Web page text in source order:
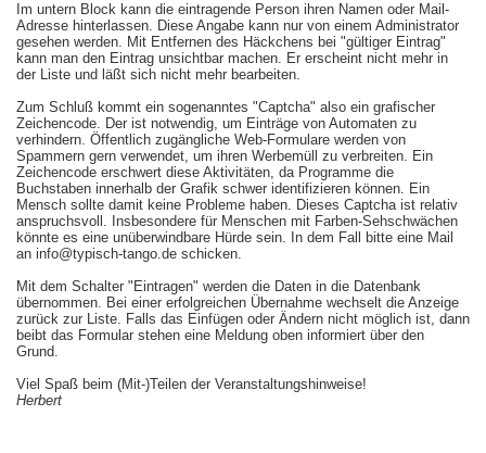
Im untern Block kann die eintragende Person ihren Namen oder Mail-
Adresse hinterlassen. Diese Angabe kann nur von einem Administrator
gesehen werden. Mit Entfernen des Häckchens bei "gültiger Eintrag"
kann man den Eintrag unsichtbar machen. Er erscheint nicht mehr in
der Liste und läßt sich nicht mehr bearbeiten.
Zum Schluß kommt ein sogenanntes "Captcha" also ein grafischer
Zeichencode. Der ist notwendig, um Einträge von Automaten zu
verhindern. Öffentlich zugängliche Web-Formulare werden von
Spammern gern verwendet, um ihren Werbemüll zu verbreiten. Ein
Zeichencode erschwert diese Aktivitäten, da Programme die
Buchstaben innerhalb der Grafik schwer identifizieren können. Ein
Mensch sollte damit keine Probleme haben. Dieses Captcha ist relativ
anspruchsvoll. Insbesondere für Menschen mit Farben-Sehschwächen
könnte es eine unüberwindbare Hürde sein. In dem Fall bitte eine Mail
an info@typisch-tango.de schicken.
Mit dem Schalter "Eintragen" werden die Daten in die Datenbank
übernommen. Bei einer erfolgreichen Übernahme wechselt die Anzeige
zurück zur Liste. Falls das Einfügen oder Ändern nicht möglich ist, dann
beibt das Formular stehen eine Meldung oben informiert über den
Grund.
Viel Spaß beim (Mit-)Teilen der Veranstaltungshinweise!
Herbert